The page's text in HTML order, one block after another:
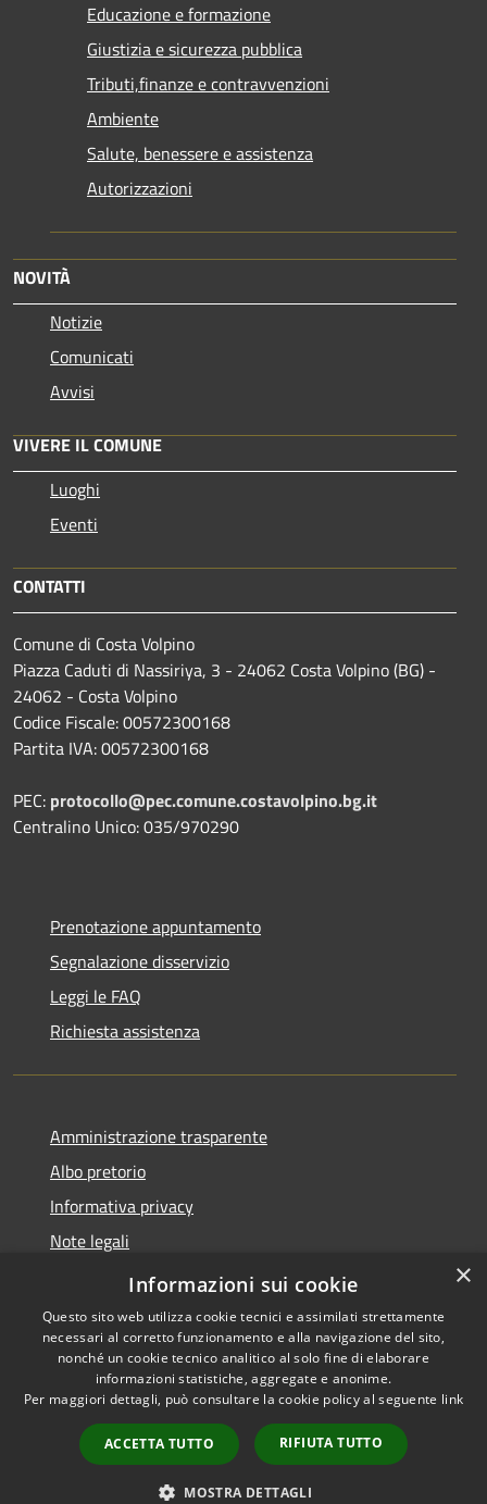
Educazione e formazione
Giustizia e sicurezza pubblica
Tributi,finanze e contravvenzioni
Ambiente
Salute, benessere e assistenza
Autorizzazioni
NOVITÀ
Notizie
Comunicati
Avvisi
VIVERE IL COMUNE
Luoghi
Eventi
CONTATTI
Comune di Costa Volpino
Piazza Caduti di Nassiriya, 3 - 24062 Costa Volpino (BG) -
24062 - Costa Volpino
Codice Fiscale: 00572300168
Partita IVA: 00572300168
PEC: protocollo@pec.comune.costavolpino.bg.it
Centralino Unico: 035/970290
Prenotazione appuntamento
Segnalazione disservizio
Leggi le FAQ
Richiesta assistenza
Amministrazione trasparente
Albo pretorio
Informativa privacy
Note legali
Dichiarazione di accessibilità
Accessibilità
Copyright © 2026 • Comune di
Costa Volpino • Powered by
Municipium•
Accesso
redazione
×
Informazioni sui cookie
Questo sito web utilizza cookie tecnici e assimilati strettamente
necessari al corretto funzionamento e alla navigazione del sito,
nonché un cookie tecnico analitico al solo fine di elaborare
informazioni statistiche, aggregate e anonime.
Per maggiori dettagli, può consultare la cookie policy al seguente link
ACCETTA TUTTO RIFIUTA TUTTO
MOSTRA DETTAGLI